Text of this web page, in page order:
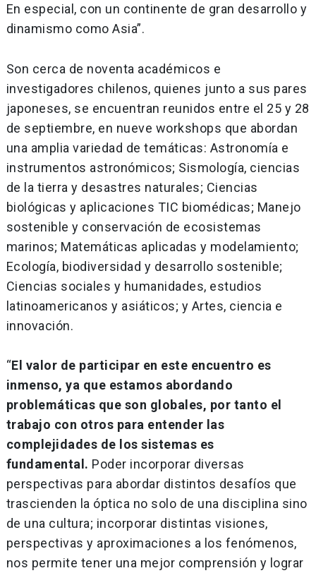
En especial, con un continente de gran desarrollo y
dinamismo como Asia”.
Son cerca de noventa académicos e
investigadores chilenos, quienes junto a sus pares
japoneses, se encuentran reunidos entre el 25 y 28
de septiembre, en nueve workshops que abordan
una amplia variedad de temáticas: Astronomía e
instrumentos astronómicos; Sismología, ciencias
de la tierra y desastres naturales; Ciencias
biológicas y aplicaciones TIC biomédicas; Manejo
sostenible y conservación de ecosistemas
marinos; Matemáticas aplicadas y modelamiento;
Ecología, biodiversidad y desarrollo sostenible;
Ciencias sociales y humanidades, estudios
latinoamericanos y asiáticos; y Artes, ciencia e
innovación.
“El valor de participar en este encuentro es
inmenso, ya que estamos abordando
problemáticas que son globales, por tanto el
trabajo con otros para entender las
complejidades de los sistemas es
fundamental. Poder incorporar diversas
perspectivas para abordar distintos desafíos que
trascienden la óptica no solo de una disciplina sino
de una cultura; incorporar distintas visiones,
perspectivas y aproximaciones a los fenómenos,
nos permite tener una mejor comprensión y lograr